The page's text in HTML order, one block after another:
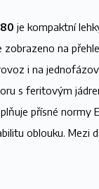
je kompaktní
zobrazeno na
i na
s feritovým
přísné normy
oblouku. Mezi